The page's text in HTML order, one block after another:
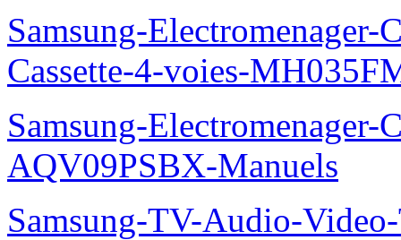
Samsung-Electromenager-
Cassette-4-voies-
Samsung-Electromenager-
AQV09PSBX-Manuels
Samsung-TV-Audio-